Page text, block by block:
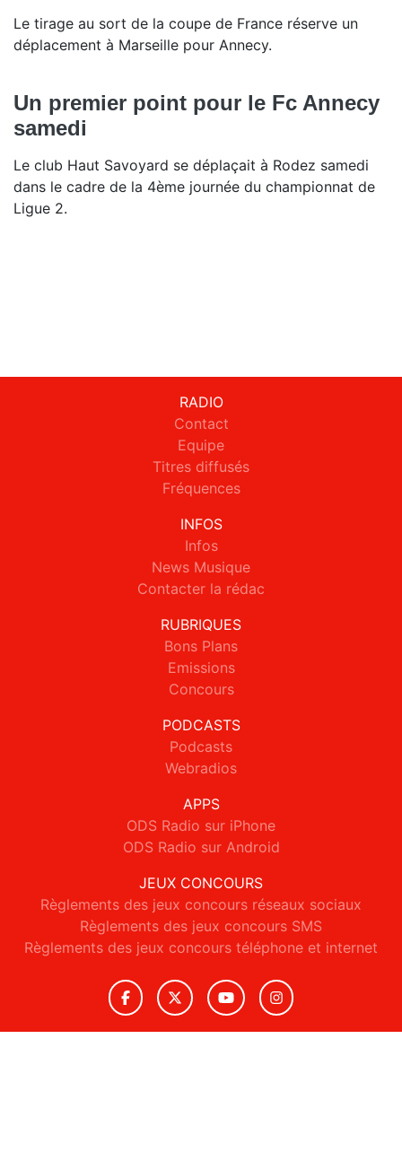
Le tirage au sort de la coupe de France réserve un
déplacement à Marseille pour Annecy.
Un premier point pour le Fc Annecy
samedi
Le club Haut Savoyard se déplaçait à Rodez samedi
dans le cadre de la 4ème journée du championnat de
Ligue 2.
RADIO
Contact
Equipe
Titres diffusés
Fréquences
INFOS
Infos
News Musique
Contacter la rédac
RUBRIQUES
Bons Plans
Emissions
Concours
PODCASTS
Podcasts
Webradios
APPS
ODS Radio sur iPhone
ODS Radio sur Android
JEUX CONCOURS
Règlements des jeux concours réseaux sociaux
Règlements des jeux concours SMS
Règlements des jeux concours téléphone et internet